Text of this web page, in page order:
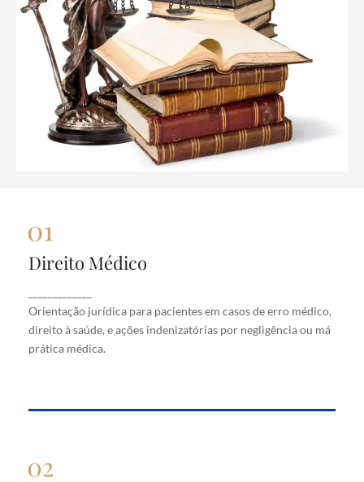
Direito Médico
Orientação jurídica para pacientes em casos de erro médico,
direito à saúde, e ações indenizatórias por negligência ou má
prática médica.
Direito Médico
erro médico, direito à saúde, e ações indenizatórias
por negligência ou má prática médica.